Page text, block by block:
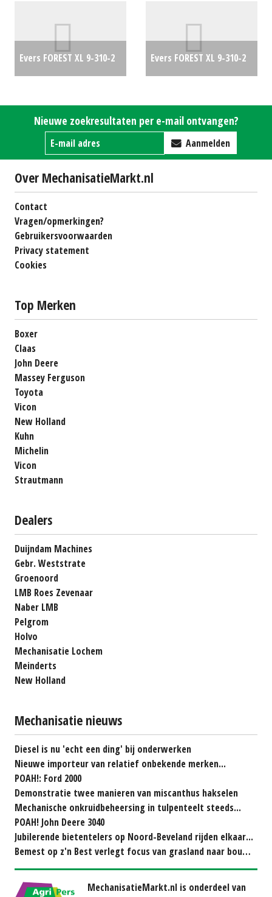
Evers FOREST XL 9-310-2
Evers FOREST XL 9-310-2
Nieuwe zoekresultaten per e-mail ontvangen?
Aanmelden
Over MechanisatieMarkt.nl
Contact
Vragen/opmerkingen?
Gebruikersvoorwaarden
Privacy statement
Cookies
Top Merken
Boxer
Claas
John Deere
Massey Ferguson
Toyota
Vicon
New Holland
Kuhn
Michelin
Vicon
Strautmann
Dealers
Duijndam Machines
Gebr. Weststrate
Groenoord
LMB Roes Zevenaar
Naber LMB
Pelgrom
Holvo
Mechanisatie Lochem
Meinderts
New Holland
Mechanisatie nieuws
Diesel is nu 'echt een ding' bij onderwerken
Nieuwe importeur van relatief onbekende merken...
POAH!: Ford 2000
Demonstratie twee manieren van miscanthus hakselen
Mechanische onkruidbeheersing in tulpenteelt steeds...
POAH! John Deere 3040
Jubilerende bietentelers op Noord-Beveland rijden elkaar...
Bemest op z'n Best verlegt focus van grasland naar bouwland
MechanisatieMarkt.nl is onderdeel van